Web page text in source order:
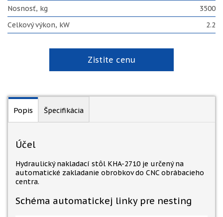
Nosnosť, kg
3500
Celkový výkon, kW
2.2
Zistite cenu
Popis Špecifikácia
Účel
Hydraulický nakladací stôl KHA-2710 je určený na
automatické zakladanie obrobkov do CNC obrábacieho
centra.
Schéma automatickej linky pre nesting